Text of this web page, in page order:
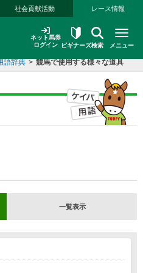
社会貢献活動 レース情報
ネット馬券
ログイン
ビギナーズ検索 メニュー
語辞典 > 競馬で使用する様々な道具
一覧表示